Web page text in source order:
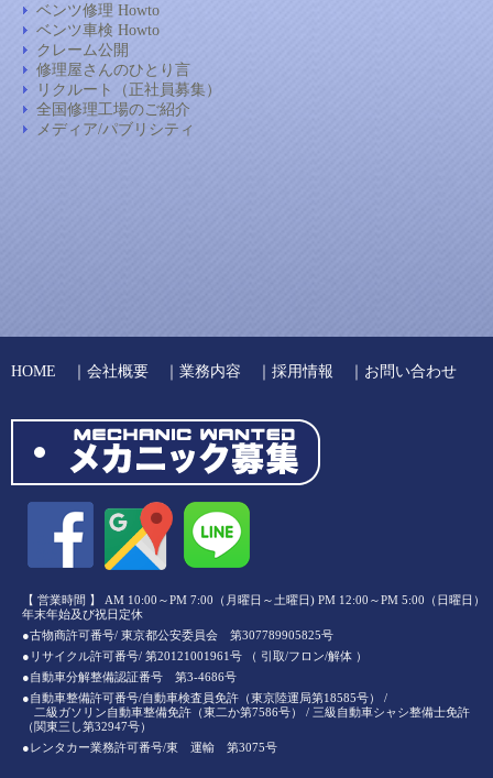
ベンツ修理 Howto
ベンツ車検 Howto
クレーム公開
修理屋さんのひとり言
リクルート（正社員募集）
全国修理工場のご紹介
メディア/パブリシティ
HOME ｜ 会社概要 ｜ 業務内容 ｜ 採用情報 ｜ お問い合わせ
【 営業時間 】 AM 10:00～PM 7:00（月曜日～土曜日) PM 12:00～PM 5:00（日曜日）
年末年始及び祝日定休
●古物商許可番号/ 東京都公安委員会 第307789905825号
●リサイクル許可番号/ 第20121001961号 （ 引取/フロン/解体 ）
●自動車分解整備認証番号 第3-4686号
●自動車整備許可番号/自動車検査員免許（東京陸運局第18585号） /
二級ガソリン自動車整備免許（東二か第7586号） / 三級自動車シャシ整備士免許
（関東三し第32947号）
●レンタカー業務許可番号/東 運輸 第3075号